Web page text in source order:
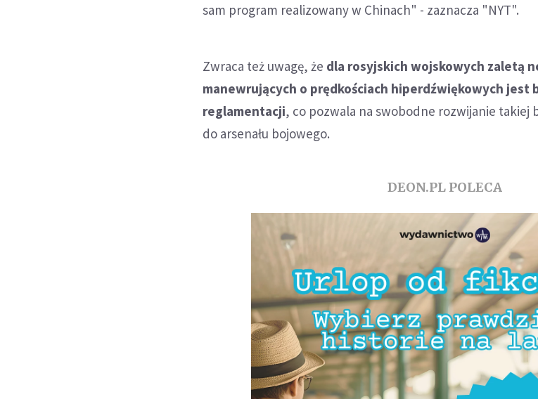
sam program realizowany w Chinach" - zaznacza "NYT".
Zwraca też uwagę, że dla rosyjskich wojskowych zaletą
manewrujących o prędkościach hiperdźwiękowych jest
reglamentacji, co pozwala na swobodne rozwijanie takiej
do arsenału bojowego.
DEON.PL POLECA